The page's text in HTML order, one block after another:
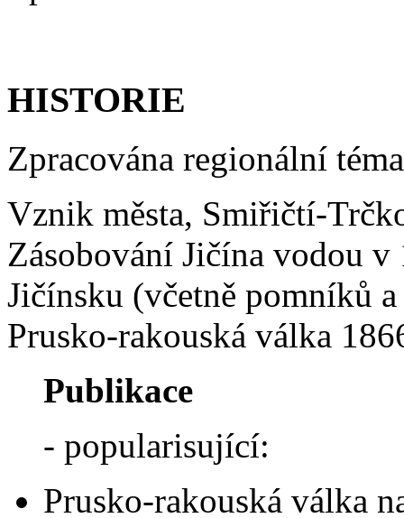
HISTORIE
Zpracována regionální
Vznik města, Smiřičtí-
Zásobování Jičína vodou
Jičínsku (včetně pomníků
Prusko-rakouská válka
Publikace
- popularisující:
Prusko-rakouská válka